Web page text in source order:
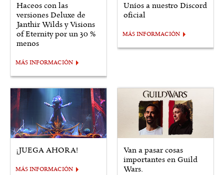
Haceos con las
versiones Deluxe de
Janthir Wilds y Visions
of Eternity por un 30 %
menos
MÁS INFORMACIÓN
Uníos a nuestro Discord
oficial
MÁS INFORMACIÓN
¡JUEGA AHORA!
MÁS INFORMACIÓN
Van a pasar cosas
importantes en Guild
Wars.